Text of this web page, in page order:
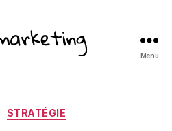
Menu
Catégories
STRATÉGIE